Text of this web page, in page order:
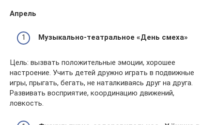
Апрель
Музыкально-театральное «День смеха»
Цель: вызвать положительные эмоции, хорошее
настроение. Учить детей дружно играть в подвижные
игры, прыгать, бегать, не наталкиваясь друг на друга.
Развивать восприятие, координацию движений,
ловкость.